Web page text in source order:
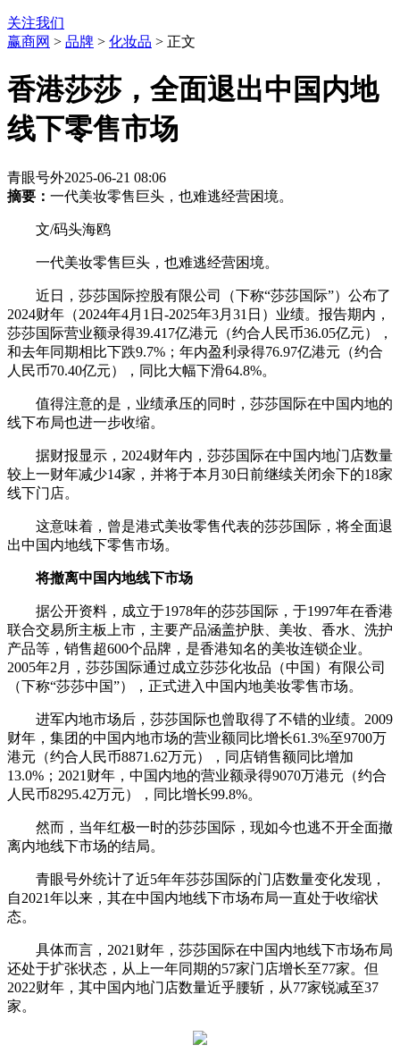
关注我们
赢商网 > 品牌 > 化妆品 > 正文
香港莎莎，全面退出中国内地
线下零售市场
青眼号外2025-06-21 08:06
摘要： 一代美妆零售巨头，也难逃经营困境。
文/码头海鸥
一代美妆零售巨头，也难逃经营困境。
近日，莎莎国际控股有限公司（下称“莎莎国际”）公布了
2024财年（2024年4月1日-2025年3月31日）业绩。报告期内，
莎莎国际营业额录得39.417亿港元（约合人民币36.05亿元），
和去年同期相比下跌9.7%；年内盈利录得76.97亿港元（约合
人民币70.40亿元），同比大幅下滑64.8%。
值得注意的是，业绩承压的同时，莎莎国际在中国内地的
线下布局也进一步收缩。
据财报显示，2024财年内，莎莎国际在中国内地门店数量
较上一财年减少14家，并将于本月30日前继续关闭余下的18家
线下门店。
这意味着，曾是港式美妆零售代表的莎莎国际，将全面退
出中国内地线下零售市场。
将撤离中国内地线下市场
据公开资料，成立于1978年的莎莎国际，于1997年在香港
联合交易所主板上市，主要产品涵盖护肤、美妆、香水、洗护
产品等，销售超600个品牌，是香港知名的美妆连锁企业。
2005年2月，莎莎国际通过成立莎莎化妆品（中国）有限公司
（下称“莎莎中国”），正式进入中国内地美妆零售市场。
进军内地市场后，莎莎国际也曾取得了不错的业绩。2009
财年，集团的中国内地市场的营业额同比增长61.3%至9700万
港元（约合人民币8871.62万元），同店销售额同比增加
13.0%；2021财年，中国内地的营业额录得9070万港元（约合
人民币8295.42万元），同比增长99.8%。
然而，当年红极一时的莎莎国际，现如今也逃不开全面撤
离内地线下市场的结局。
青眼号外统计了近5年年莎莎国际的门店数量变化发现，
自2021年以来，其在中国内地线下市场布局一直处于收缩状
态。
具体而言，2021财年，莎莎国际在中国内地线下市场布局
还处于扩张状态，从上一年同期的57家门店增长至77家。但
2022财年，其中国内地门店数量近乎腰斩，从77家锐减至37
家。